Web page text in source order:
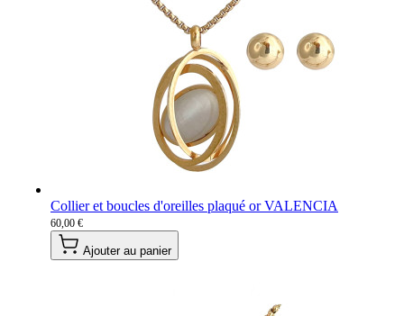
Collier et boucles d'oreilles plaqué or VALENCIA
60,00 €
Ajouter au panier